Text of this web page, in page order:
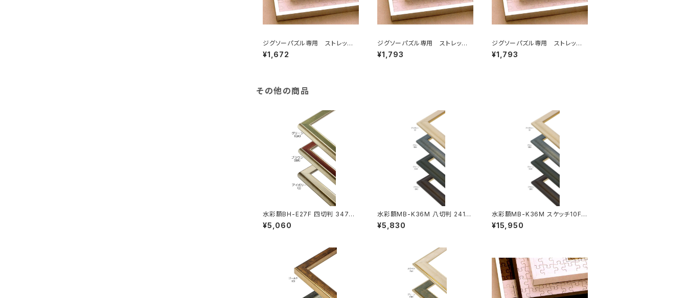
ジグソーパズル専用 ストレッチラ
イン 215×300ミリ （2ロ)
¥1,672
ジグソーパズル専用 ストレッチラ
イン 260×380ミリ （3)
¥1,793
ジグソーパズル専用 ストレッチラ
イン 300×400ミリ （3Ｔ)
¥1,793
その他の商品
水彩額BH-E27F 四切判 347×4
23ミリ
¥5,060
水彩額MB-K36M 八切判 241×
302ミリ
¥5,830
水彩額MB-K36M スケッチ10F 5
95×670ミリ
¥15,950